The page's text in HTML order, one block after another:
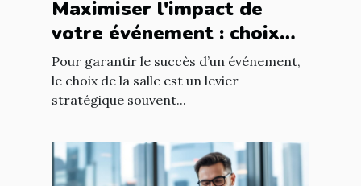
Maximiser l'impact de
votre événement : choix
stratégique de la salle
Pour garantir le succès d’un événement,
le choix de la salle est un levier
stratégique souvent...